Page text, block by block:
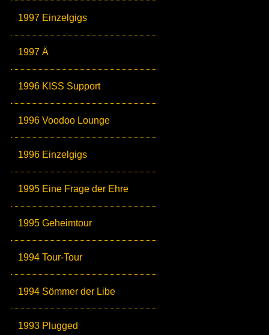
1997 Einzelgigs
1997 Ä
1996 KISS Support
1996 Voodoo Lounge
1996 Einzelgigs
1995 Eine Frage der Ehre
1995 Geheimtour
1994 Tour-Tour
1994 Sömmer der Libe
1993 Plugged